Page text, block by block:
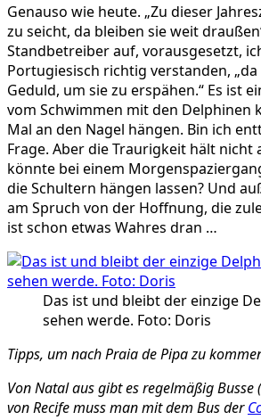
Genauso wie heute. „Zu dieser
zu seicht, da bleiben sie weit
Standbetreiber auf, vorausgesetzt,
Portugiesisch richtig verstanden,
Geduld, um sie zu erspähen.“ Es ist
vom Schwimmen mit den Delphinen
Mal an den Nagel hängen. Bin ich
Frage. Aber die Traurigkeit hält nicht
könnte bei einem
die Schultern hängen lassen? Und
am Spruch von der Hoffnung, die
ist schon etwas Wahres dran …
Das ist und bleibt der einzige
sehen werde. Foto: Doris
Tipps, um nach Praia de Pipa zu
Von Natal aus gibt es regelmäßig Busse
von Recife muss man mit dem Bus der